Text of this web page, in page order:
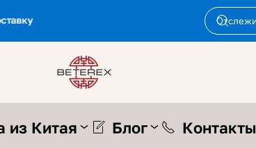
из Китая Блог Контакты